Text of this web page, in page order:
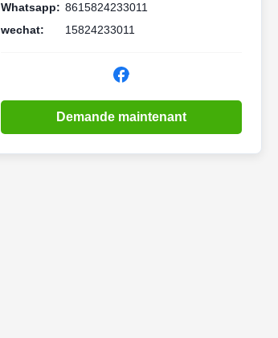
Whatsapp: 8615824233011
wechat:
15824233011
Demande maintenant